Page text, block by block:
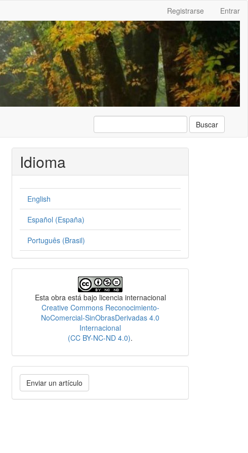
Registrarse Entrar
Buscar
Idioma
English
Español (España)
Português (Brasil)
Esta obra está bajo licencia internacional
Creative Commons Reconocimiento-
NoComercial-SinObrasDerivadas 4.0
Internacional
(CC BY-NC-ND 4.0).
Enviar
unEnviar un artículo